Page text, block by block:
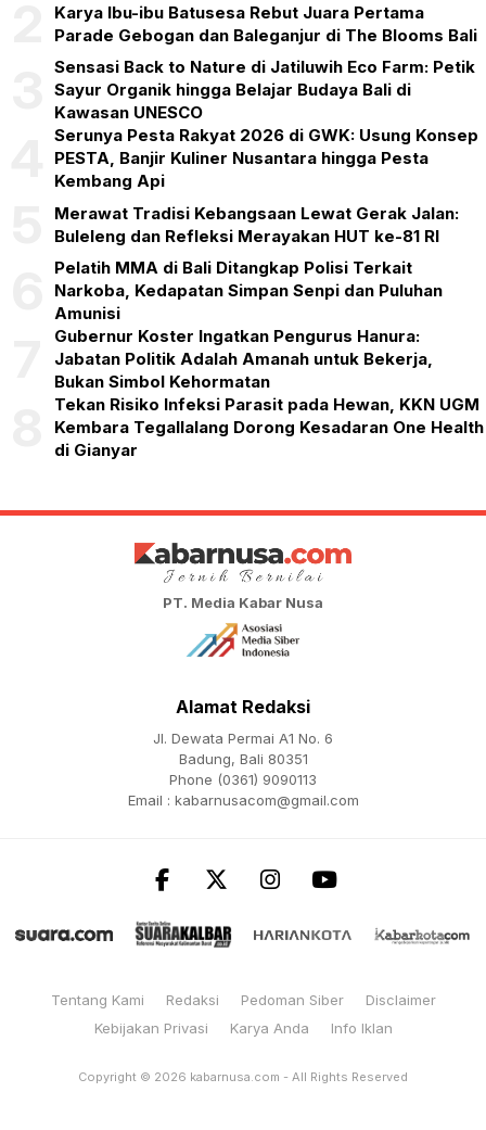
Karya Ibu-ibu Batusesa Rebut Juara Pertama
Parade Gebogan dan Baleganjur di The Blooms Bali
Sensasi Back to Nature di Jatiluwih Eco Farm: Petik
Sayur Organik hingga Belajar Budaya Bali di
Kawasan UNESCO
Serunya Pesta Rakyat 2026 di GWK: Usung Konsep
PESTA, Banjir Kuliner Nusantara hingga Pesta
Kembang Api
Merawat Tradisi Kebangsaan Lewat Gerak Jalan:
Buleleng dan Refleksi Merayakan HUT ke-81 RI
Pelatih MMA di Bali Ditangkap Polisi Terkait
Narkoba, Kedapatan Simpan Senpi dan Puluhan
Amunisi
Gubernur Koster Ingatkan Pengurus Hanura:
Jabatan Politik Adalah Amanah untuk Bekerja,
Bukan Simbol Kehormatan
Tekan Risiko Infeksi Parasit pada Hewan, KKN UGM
Kembara Tegallalang Dorong Kesadaran One Health
di Gianyar
PT. Media Kabar Nusa
Alamat Redaksi
Jl. Dewata Permai A1 No. 6
Badung, Bali 80351
Phone (0361) 9090113
Email : kabarnusacom@gmail.com
Tentang Kami Redaksi Pedoman Siber
Disclaimer
Kebijakan Privasi
Karya Anda Info Iklan
Copyright © 2026 kabarnusa.com - All Rights Reserved